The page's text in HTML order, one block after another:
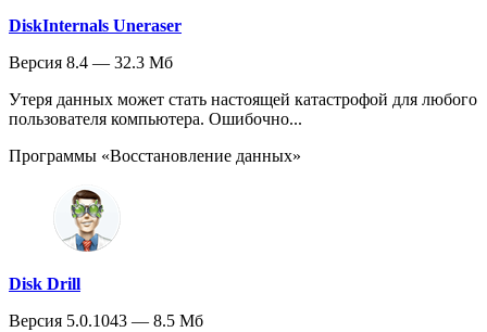
DiskInternals Uneraser
Версия 8.4 — 32.3 Мб
Утеря данных может стать настоящей катастрофой для любого
пользователя компьютера. Ошибочно...
Программы «Восстановление данных»
Disk Drill
Версия 5.0.1043 — 8.5 Мб